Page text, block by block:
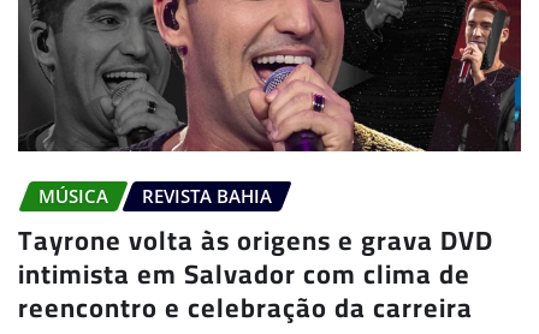
MÚSICA REVISTA BAHIA
Tayrone volta às origens e grava DVD
intimista em Salvador com clima de
reencontro e celebração da carreira